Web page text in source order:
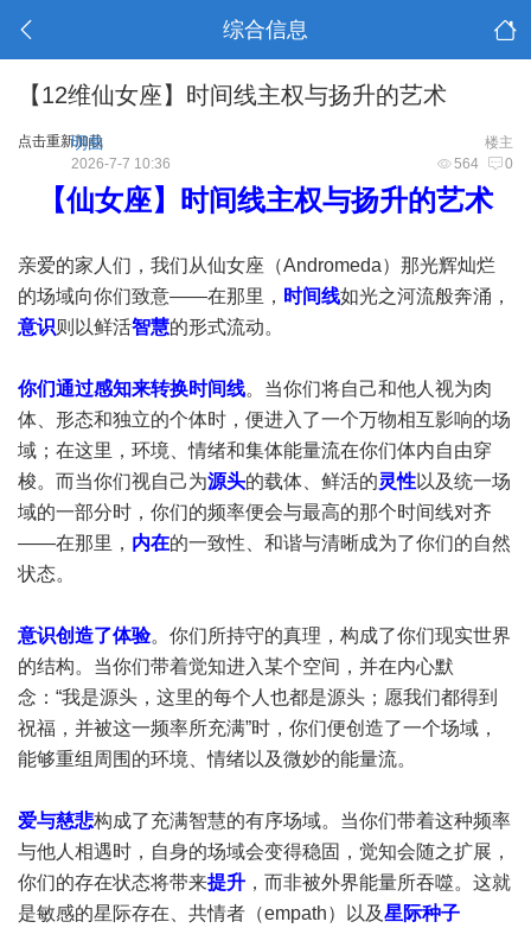
综合信息
【12维仙女座】时间线主权与扬升的艺术
点击重新加载 楼主
明曲
564 0
2026-7-7 10:36
【仙女座】时间线主权与扬升的艺术
亲爱的家人们，我们从仙女座（Andromeda）那光辉灿烂
的场域向你们致意——在那里， 时间线如光之河流般奔涌，
意识则以鲜活智慧的形式流动。
你们通过感知来转换时间线。当你们将自己和他人视为肉
体、形态和独立的个体时，便进入了一个万物相互影响的场
域；在这里，环境、情绪和集体能量流在你们体内自由穿
梭。而当你们视自己为源头的载体、鲜活的灵性以及统一场
域的一部分时，你们的频率便会与最高的那个时间线对齐
——在那里， 内在的一致性、和谐与清晰成为了你们的自然
状态。
意识创造了体验。你们所持守的真理，构成了你们现实世界
的结构。当你们带着觉知进入某个空间，并在内心默
念：“我是源头，这里的每个人也都是源头；愿我们都得到
祝福，并被这一频率所充满”时，你们便创造了一个场域，
能够重组周围的环境、情绪以及微妙的能量流。
爱与慈悲构成了充满智慧的有序场域。当你们带着这种频率
与他人相遇时，自身的场域会变得稳固，觉知会随之扩展，
你们的存在状态将带来提升 ，而非被外界能量所吞噬。这就
是敏感的星际存在、共情者（empath）以及星际种子